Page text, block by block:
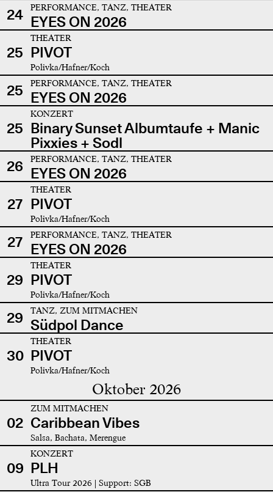
24 PERFORMANCE, TANZ, THEATER
EYES ON 2026
25
THEATER
PIVOT
Polivka/Hafner/Koch
25 PERFORMANCE, TANZ, THEATER
EYES ON 2026
25
KONZERT
Binary Sunset Albumtaufe + Manic
Pixxies + Sodl
26
PERFORMANCE, TANZ, THEATER
EYES ON 2026
27
THEATER
PIVOT
Polivka/Hafner/Koch
27 PERFORMANCE, TANZ, THEATER
EYES ON 2026
29
THEATER
PIVOT
Polivka/Hafner/Koch
29 TANZ, ZUM MITMACHEN
Südpol Dance
30
THEATER
PIVOT
Polivka/Hafner/Koch
Oktober 2026
02
ZUM MITMACHEN
Caribbean Vibes
Salsa, Bachata, Merengue
09
KONZERT
PLH
Ultra Tour 2026 | Support: SGB